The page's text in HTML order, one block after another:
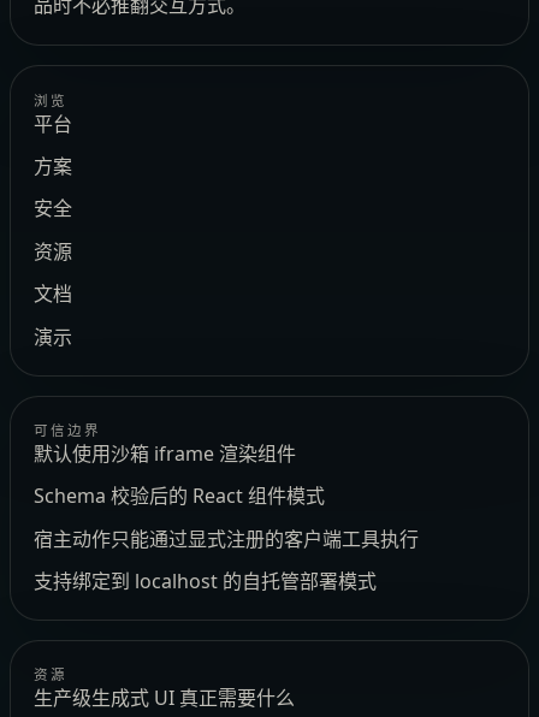
浏览
平台
方案
安全
资源
文档
演示
可信边界
默认使用沙箱 iframe 渲染组件
Schema 校验后的 React 组件模式
宿主动作只能通过显式注册的客户端工具执行
支持绑定到 localhost 的自托管部署模式
资源
生产级生成式 UI 真正需要什么